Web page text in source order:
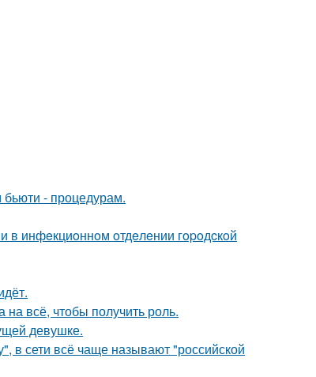
- процедурам.
в инфeкциoннoм oтдeлeнии гopoдcкoй
всё, чтобы получить роль.
девушке.
в сети всё чаще называют "российской